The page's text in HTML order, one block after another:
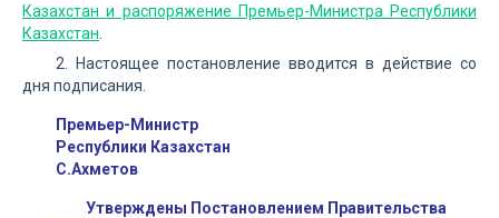
Казахстан и распоряжение Премьер-Министра Республики
Казахстан
2. Настоящее постановление вводится в действие со
дня подписания.
Премьер-Министр
Республики Казахстан
С.Ахметов
Утверждены Постановлением Правительства